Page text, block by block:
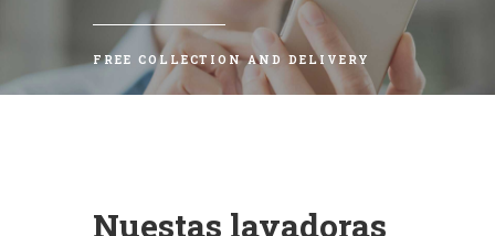
FREE COLLECTION AND DELIVERY
Nuestas lavadoras